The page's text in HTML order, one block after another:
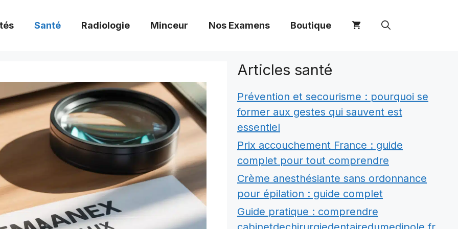
Santé Radiologie Minceur Nos Examens Boutique
Articles santé
Prévention et secourisme : pourquoi se
former aux gestes qui sauvent est
essentiel
Prix accouchement France : guide
complet pour tout comprendre
Crème anesthésiante sans ordonnance
pour épilation : guide complet
Guide pratique : comprendre